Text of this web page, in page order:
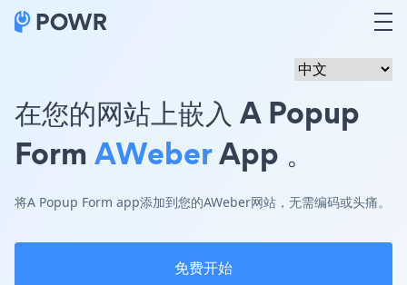
在您的网站上嵌入 A Popup
Form AWeberApp 。
将A Popup Form app添加到您的AWeber网站，无需编码或头痛。
免费开始